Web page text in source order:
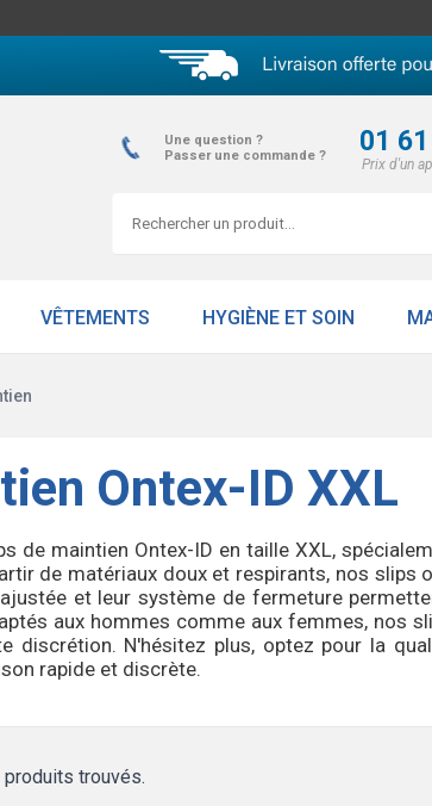
Une question ?
Passer une commande ?
01
Prix d'un
VÊTEMENTS HYGIÈNE ET SOIN
Ontex-ID XXL
de maintien Ontex-ID en taille XXL,
de matériaux doux et respirants, nos
et leur système de fermeture
aux hommes comme aux femmes, nos
discrétion. N'hésitez plus, optez pour la
rapide et discrète.
produits trouvés.